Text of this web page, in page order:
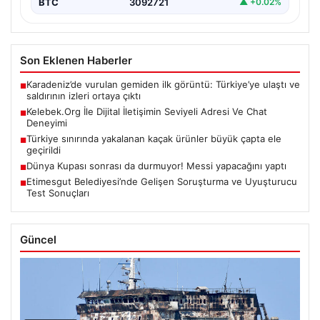
Son Eklenen Haberler
■Karadeniz’de vurulan gemiden ilk görüntü: Türkiye’ye ulaştı ve
saldırının izleri ortaya çıktı
■Kelebek.Org İle Dijital İletişimin Seviyeli Adresi Ve Chat
Deneyimi
■Türkiye sınırında yakalanan kaçak ürünler büyük çapta ele
geçirildi
■Dünya Kupası sonrası da durmuyor! Messi yapacağını yaptı
■Etimesgut Belediyesi’nde Gelişen Soruşturma ve Uyuşturucu
Test Sonuçları
Güncel